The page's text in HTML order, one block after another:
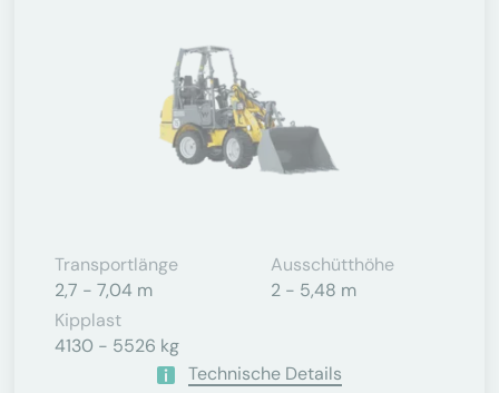
Transportlänge
2,7 - 7,04 m
Ausschütthöhe
2 - 5,48 m
Kipplast
4130 - 5526 kg
Technische Details